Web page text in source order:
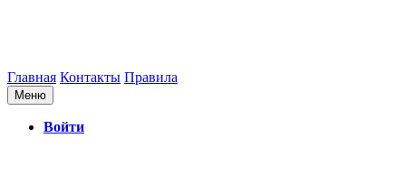
Главная Контакты Правила
Меню
Войти